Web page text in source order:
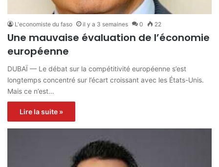
L'economiste du faso il y a 3 semaines 0 22
Une mauvaise évaluation de l’économie
européenne
DUBAÏ — Le débat sur la compétitivité européenne s’est
longtemps concentré sur l’écart croissant avec les États-Unis.
Mais ce n’est…
Lire la suite »